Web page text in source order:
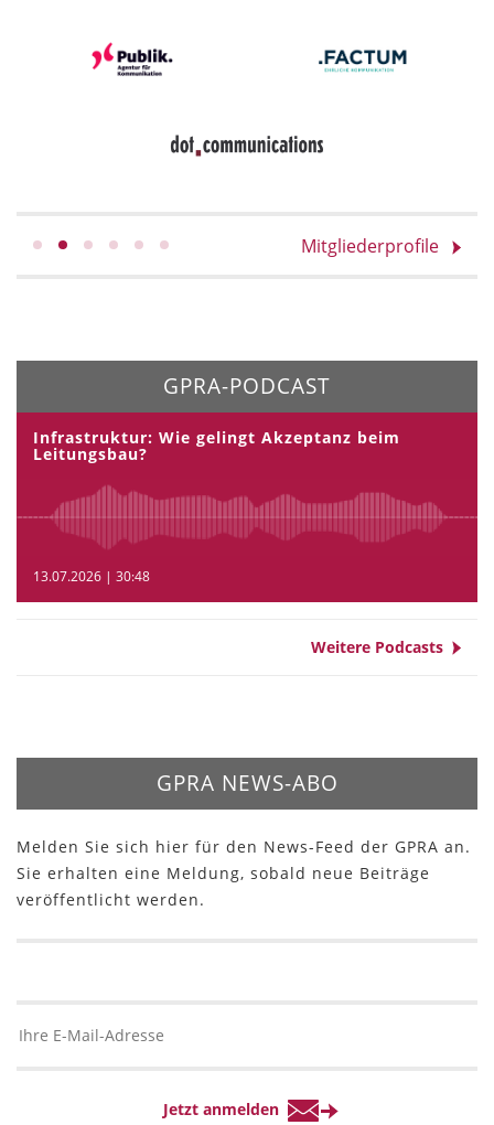
Mitgliederprofile
GPRA-PODCAST
Infrastruktur: Wie gelingt Akzeptanz beim
Leitungsbau?
13.07.2026 | 30:48
Weitere Podcasts
GPRA NEWS-ABO
Melden Sie sich hier für den News-Feed der GPRA an.
Sie erhalten eine Meldung, sobald neue Beiträge
veröffentlicht werden.